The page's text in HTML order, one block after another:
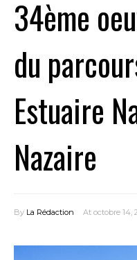
34ème
du
Estuaire
Nazaire
By La Rédaction At octobre 14,